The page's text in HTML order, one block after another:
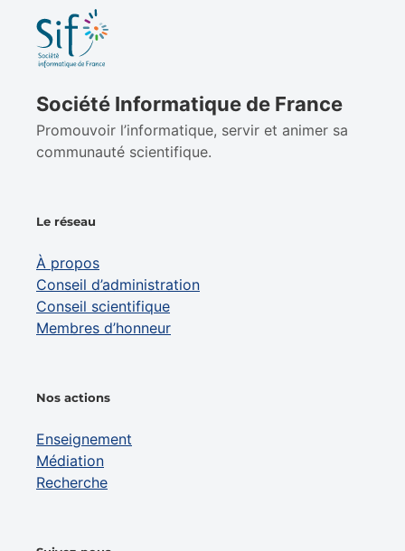
Société Informatique de France
Promouvoir l’informatique, servir et animer sa
communauté scientifique.
Le réseau
À propos
Conseil d’administration
Conseil scientifique
Membres d’honneur
Nos actions
Enseignement
Médiation
Recherche